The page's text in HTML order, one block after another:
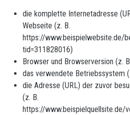
die komplette Internetadresse
Webseite (z. B.
https://www.beispielwebsite.de/
tid=311828016)
Browser und Browserversion (z.
das verwendete Betriebssystem
die Adresse (URL) der zuvor
(z. B.
https://www.beispielquellsite.de/